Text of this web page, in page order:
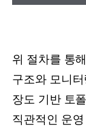
위 절차를 통
구조와 모니
장도 기반 토
직관적인 운